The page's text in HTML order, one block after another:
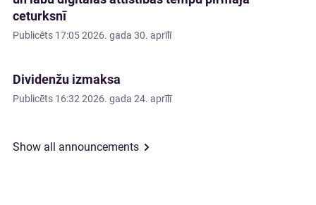
ceturksnī
Publicēts 17:05 2026. gada 30. aprīlī
Dividenžu izmaksa
Publicēts 16:32 2026. gada 24. aprīlī
Show all announcements